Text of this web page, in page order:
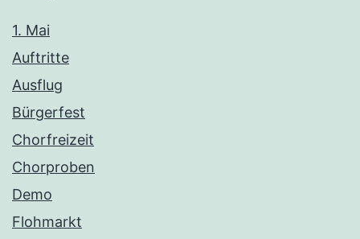
1. Mai
Auftritte
Ausflug
Bürgerfest
Chorfreizeit
Chorproben
Demo
Flohmarkt